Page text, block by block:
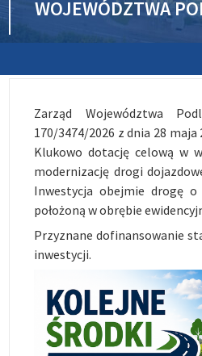
WOJEWÓDZTWA
Zarząd Województwa
170/3474/2026 z dnia 28 maja
Klukowo dotację celową w
modernizację drogi
Inwestycja obejmie drogę o
położoną w obrębie
Przyznane dofinansowanie
inwestycji.